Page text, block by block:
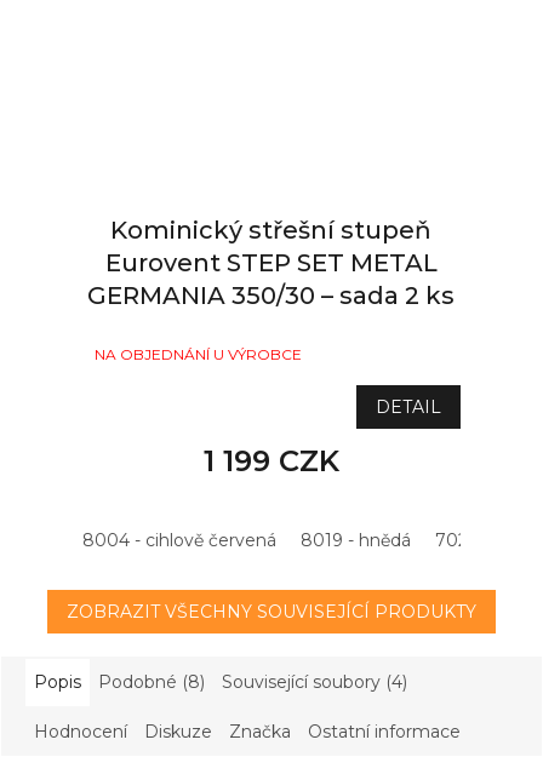
Kominický střešní stupeň
Eurovent STEP SET METAL
GERMANIA 350/30 – sada 2 ks
NA OBJEDNÁNÍ U VÝROBCE
1 199 CZK
DETAIL
8004 - cihlově červená 8019 - hnědá 7021 -
ZOBRAZIT VŠECHNY SOUVISEJÍCÍ PRODUKTY
Popis Podobné (8) Související soubory (4)
Hodnocení Diskuze Značka Ostatní informace